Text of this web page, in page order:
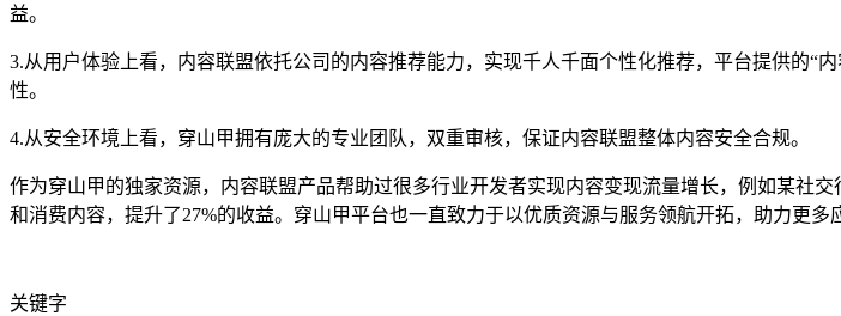
益。
3.从用户体验上看，内容联盟依托公司的内容推荐能力，实现千人千面个性化推荐，平台提供的“
性。
4.从安全环境上看，穿山甲拥有庞大的专业团队，双重审核，保证内容联盟整体内容安全合规。
作为穿山甲的独家资源，内容联盟产品帮助过很多行业开发者实现内容变现流量增长，例如某社
和消费内容，提升了27%的收益。穿山甲平台也一直致力于以优质资源与服务领航开拓，助力更多
关键字